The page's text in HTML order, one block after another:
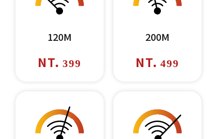
120M
NT. 399
200M
NT. 499